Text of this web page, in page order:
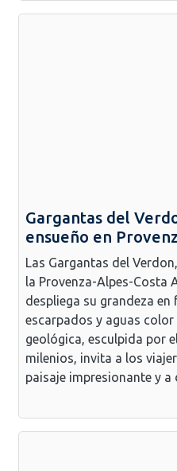
Gargantas del
ensueño en
Las Gargantas del
la Provenza-Alpes-Costa
despliega su grandeza
escarpados y aguas
geológica, esculpida por
milenios, invita a los
paisaje impresionante y a